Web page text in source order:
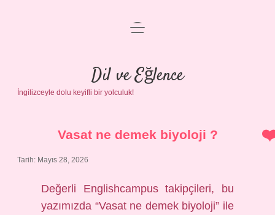
Anasayfa
Gizlilik Politikası
Yasal Uyarı
menüyü
Dil ve Eğlence
İngilizceyle dolu keyifli bir yolculuk!
Vasat ne demek biyoloji ?
Tarih: Mayıs 28, 2026
Değerli Englishcampus takipçileri, bu
yazımızda “Vasat ne demek biyoloji” ile